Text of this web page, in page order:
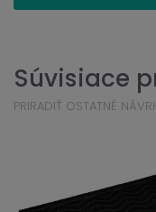
Súvisiace
PRIRADIŤ OSTATNÉ